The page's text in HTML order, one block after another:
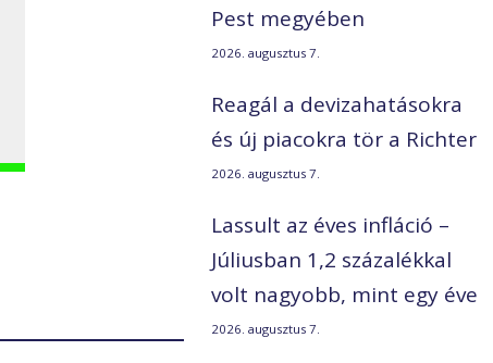
Pest megyében
2026. augusztus 7.
Reagál a devizahatásokra
és új piacokra tör a Richter
2026. augusztus 7.
Lassult az éves infláció –
Júliusban 1,2 százalékkal
volt nagyobb, mint egy éve
2026. augusztus 7.